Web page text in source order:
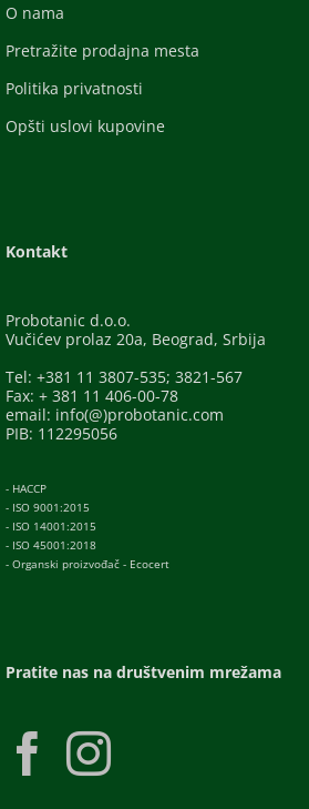
O nama
Pretražite prodajna mesta
Politika privatnosti
Opšti uslovi kupovine
Kontakt
Probotanic d.o.o.
Vučićev prolaz 20a, Beograd, Srbija
Tel: +381 11 3807-535; 3821-567
Fax: + 381 11 406-00-78
email: info(@)probotanic.com
PIB: 112295056
- HACCP
- ISO 9001:2015
- ISO 14001:2015
- ISO 45001:2018
- Organski proizvođač - Ecocert
Pratite nas na društvenim mrežama